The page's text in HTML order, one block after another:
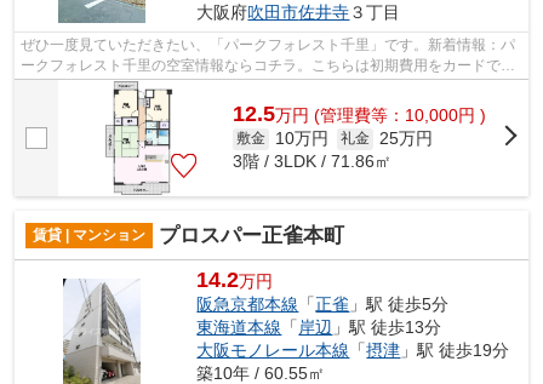
大阪府吹田市佐井寺３丁目
ぜひ一度見ていただきたい、「パークフォレスト千里」です。新着情報：パ
ークフォレスト千里の空室情報ならコチラ。こちらは初期費用をカードでお
支払いいただける物件なので、支払い...
12.5万円 (管理費等：10,000円 )
敷金 10万円 礼金 25万円
3階 / 3LDK / 71.86㎡
賃貸 | マンション プロスパー正雀本町
14.2万円
阪急京都本線 「正雀 」駅 徒歩5分
東海道本線 「岸辺 」駅 徒歩13分
大阪モノレール本線 「摂津 」駅 徒歩19分
築10年 / 60.55㎡